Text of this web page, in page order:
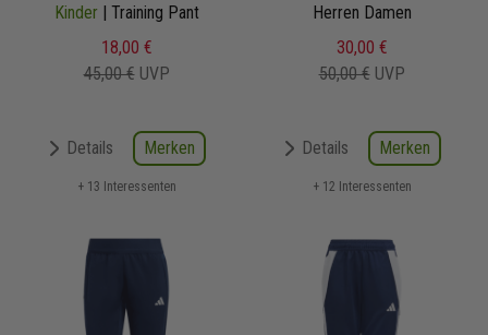
Trainingshose
Kinder | Training Pant
18,00 €
45,00 € UVP
Details Merken
+ 13 Interessenten
Herren Damen
30,00 €
50,00 € UVP
Details Merken
+ 12 Interessenten